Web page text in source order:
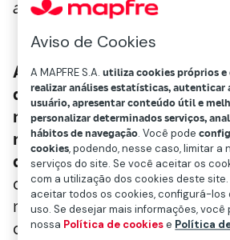
as festas de Natal".
A cuesta de enero é um
que se apresenta na
mês de janeiro devido ao
realizado pelas famílias no
dezembro,pelas festas de
compra de presentes de
normal sofrida pelos preços
consequência da inflação.
Aviso de Cookies
A MAPFRE S.A.utiliza cookies próprios e
realizar análises estatísticas, autenticar
usuário, apresentar conteúdo útil e
personalizar determinados serviços,
hábitos de navegação. Você pode
cookies, podendo, nesse caso, limitar a
serviços do site. Se você aceitar os
com a utilização dos cookies deste
aceitar todos os cookies, configurá-los
uso. Se desejar mais informações,
nossa Política de cookiese Política